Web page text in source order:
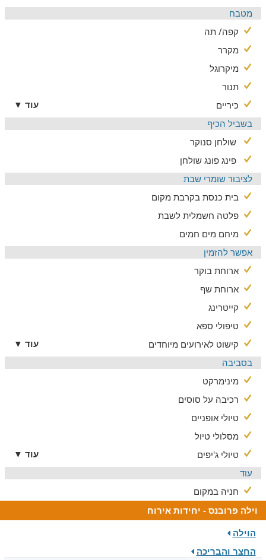
מטבח
קפה/ תה
מקרר
מיקרוגל
תנור
כיריים
עוד ▼
בשביל הכיף
שולחן סנוקר
פינג פונג שולחן
לציבור שומרי שבת
בית כנסת בקרבת מקום
פלטה חשמלית לשבת
מיחם מים חמים
אפשר להזמין
ארוחת בוקר
ארוחת שף
קייטרינג
טיפולי ספא
קישוט לאירועים מיוחדים
עוד ▼
בסביבה
מינימרקט
רכיבה על סוסים
טיולי אופניים
מסלולי טיול
טיולי ג'יפים
עוד ▼
עוד
חניה במקום
וילה פרובנס - יחידות אירוח
הוילה
החצר והבריכה